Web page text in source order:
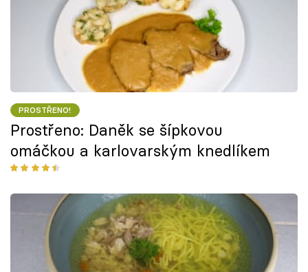
PROSTŘENO!
Prostřeno: Daněk se šípkovou
omáčkou a karlovarským knedlíkem